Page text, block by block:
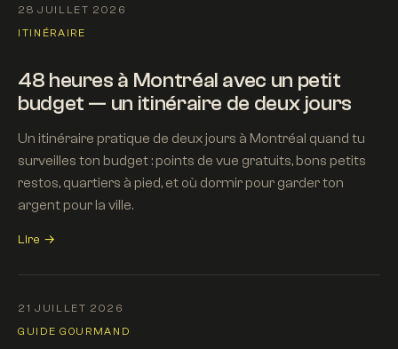
28 JUILLET 2026
ITINÉRAIRE
48 heures à Montréal avec un petit
budget — un itinéraire de deux jours
Un itinéraire pratique de deux jours à Montréal quand tu
surveilles ton budget : points de vue gratuits, bons petits
restos, quartiers à pied, et où dormir pour garder ton
argent pour la ville.
Lire →
21 JUILLET 2026
GUIDE GOURMAND